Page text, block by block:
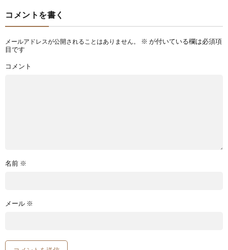
コメントを書く
メールアドレスが公開されることはありません。 ※ が付いている欄は必須項
目です
コメント
名前 ※
メール ※